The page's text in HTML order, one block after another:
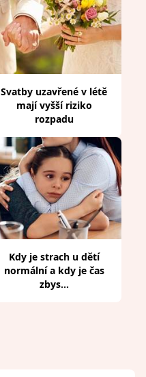
Svatby uzavřené v létě
mají vyšší riziko
rozpadu
Kdy je strach u dětí
normální a kdy je čas
zbys...